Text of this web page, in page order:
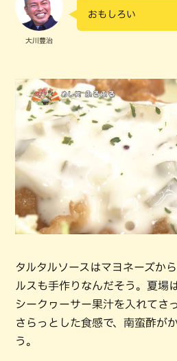
大川豊治
おもしろい
タルタルソースはマヨネーズか
ルスも手作りなんだそう。夏場
シークヮーサー果汁を入れてさ
さらっとした食感で、南蛮酢が
う。